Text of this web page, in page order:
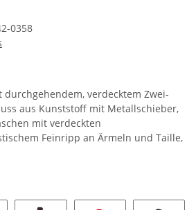
0358
durchgehendem, verdecktem Zwei-
aus Kunststoff mit Metallschieber,
mit verdeckten
Feinripp an Ärmeln und Taille,